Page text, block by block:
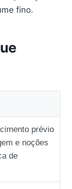
fino.
prévio
e noções
de